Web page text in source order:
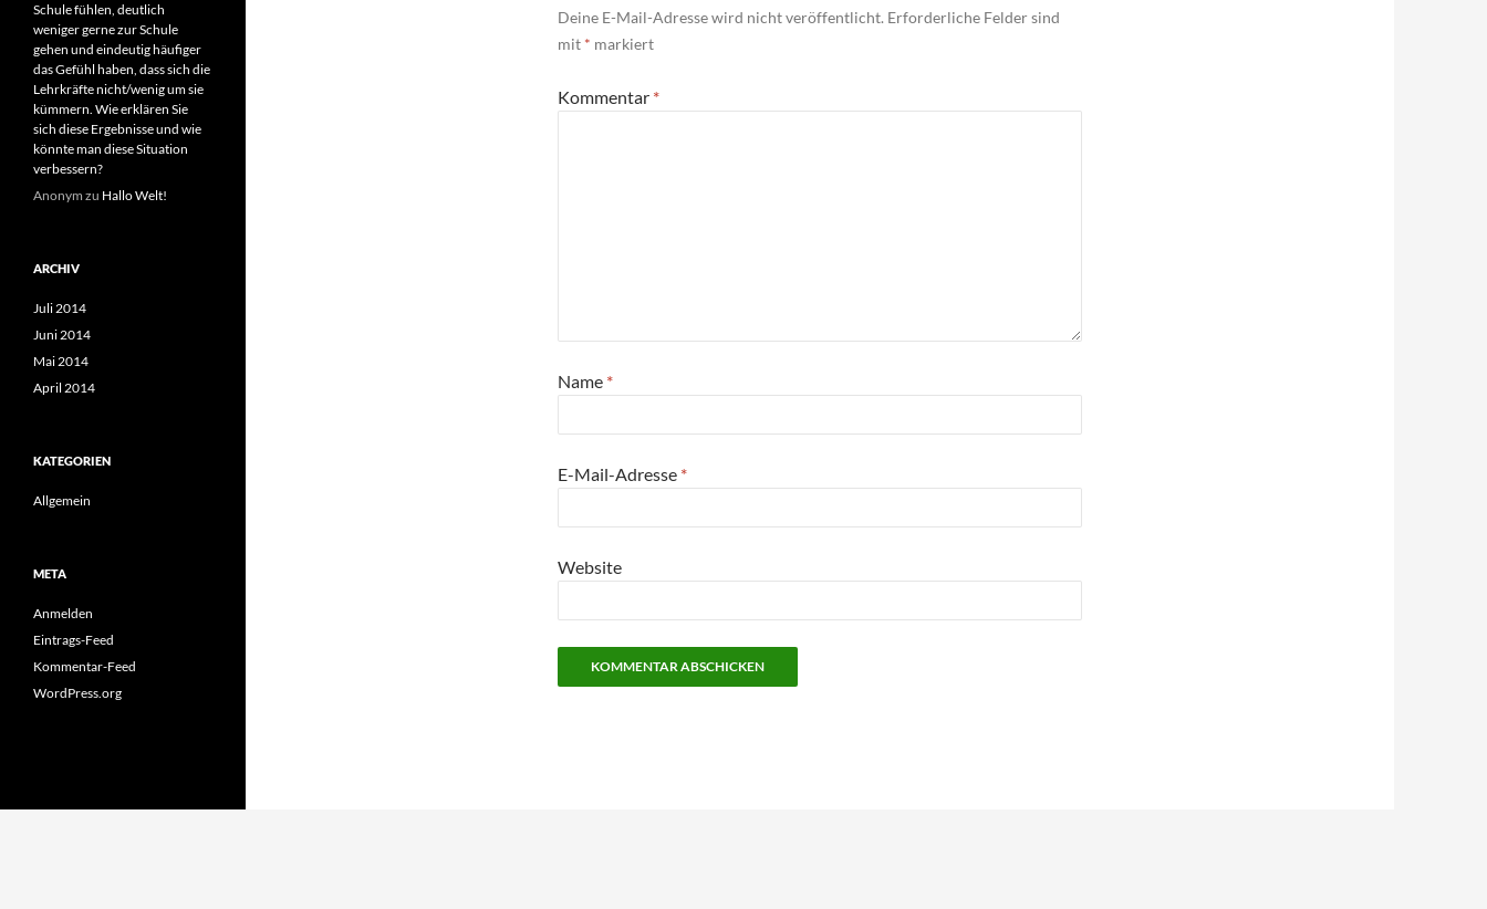
Deine E-Mail-Adresse wird nicht veröffentlicht. Erforderliche Felder sind
mit * markiert
Kommentar *
Name *
E-Mail-Adresse *
Website
Schule fühlen, deutlich
weniger gerne zur Schule
gehen und eindeutig häufiger
das Gefühl haben, dass sich die
Lehrkräfte nicht/wenig um sie
kümmern. Wie erklären Sie
sich diese Ergebnisse und wie
könnte man diese Situation
verbessern?
Anonym zu Hallo Welt!
ARCHIV
Juli 2014
Juni 2014
Mai 2014
April 2014
KATEGORIEN
Allgemein
META
Anmelden
Eintrags-Feed
Kommentar-Feed
WordPress.org